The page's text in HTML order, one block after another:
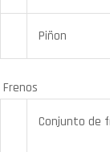
Piñon
Frenos
Conjunto de